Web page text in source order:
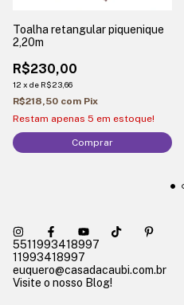
Toalha retangular piquenique
2,20m
R$230,00
12 x de R$23,66
R$218,50 com Pix
Restam apenas 5 em estoque!
Comprar
5511993418997
11993418997
euquero@casadacaubi.com.br
Visite o nosso Blog!